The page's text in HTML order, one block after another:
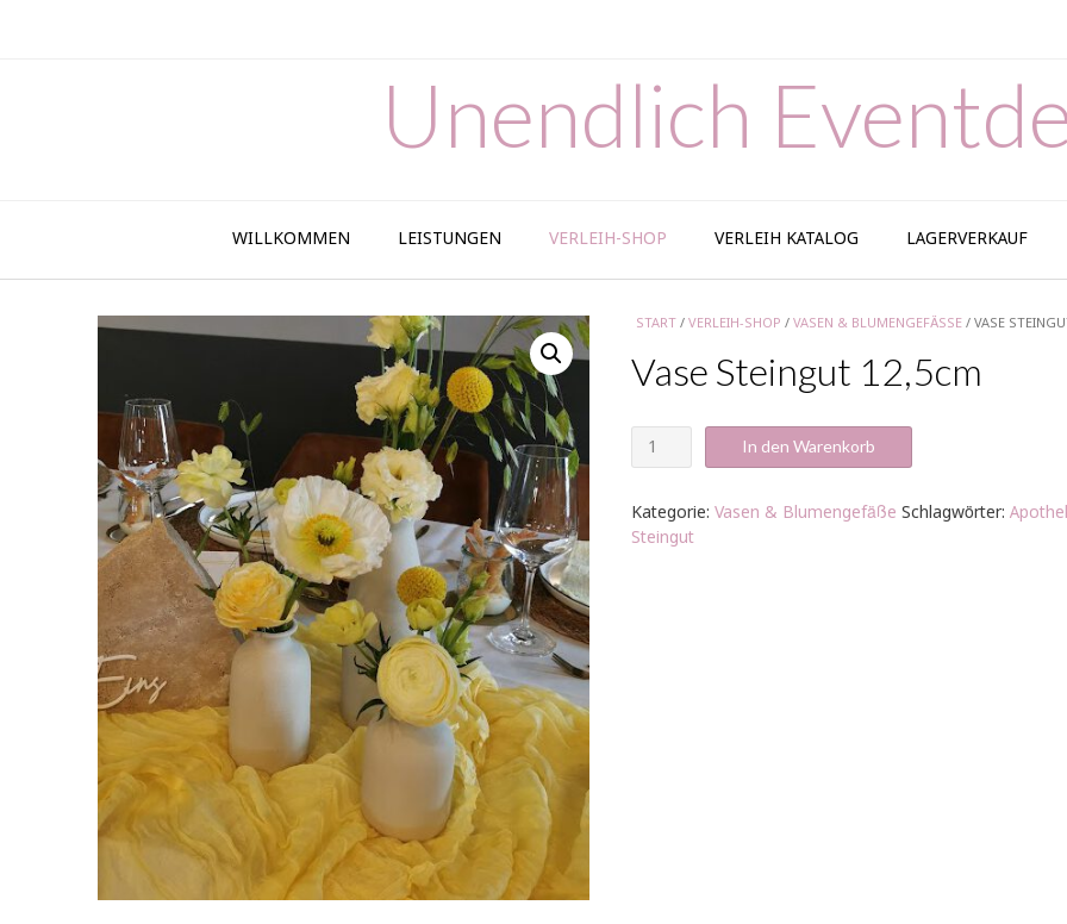
Unendlich
WILLKOMMEN LEISTUNGEN VERLEIH-SHOP VERLEIH KATALOG LAGERVERKAUF
START /VERLEIH-SHOP /VASEN & BLUMENGEFÄSSE / VASE
Vase Steingut 12,5cm
Vase
Steingut
Menge
In den Warenkorb
Kategorie: Vasen & Blumengefäße Schlagwörter:
Steingut